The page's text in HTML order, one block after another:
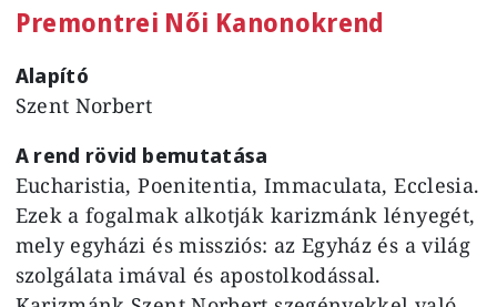
Premontrei Női Kanonokrend
Alapító
Szent Norbert
A rend rövid bemutatása
Eucharistia, Poenitentia, Immaculata, Ecclesia.
Ezek a fogalmak alkotják karizmánk lényegét,
mely egyházi és missziós: az Egyház és a világ
szolgálata imával és apostolkodással.